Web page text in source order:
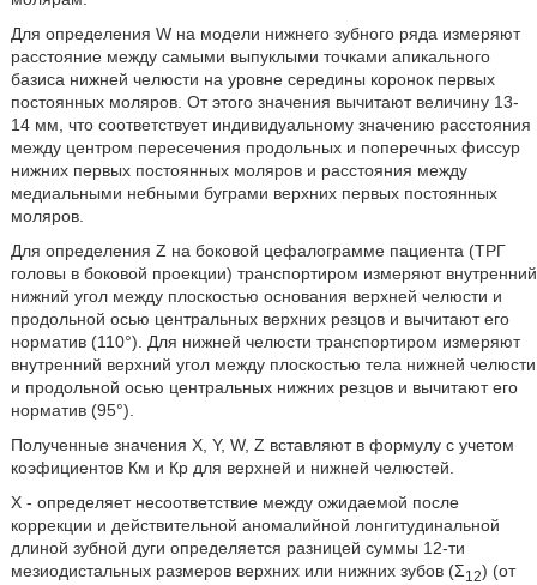
Для определения W на модели нижнего зубного ряда измеряют
расстояние между самыми выпуклыми точками апикального
базиса нижней челюсти на уровне середины коронок первых
постоянных моляров. От этого значения вычитают величину 13-
14 мм, что соответствует индивидуальному значению расстояния
между центром пересечения продольных и поперечных фиссур
нижних первых постоянных моляров и расстояния между
медиальными небными буграми верхних первых постоянных
моляров.
Для определения Z на боковой цефалограмме пациента (ТРГ
головы в боковой проекции) транспортиром измеряют внутренний
нижний угол между плоскостью основания верхней челюсти и
продольной осью центральных верхних резцов и вычитают его
норматив (110°). Для нижней челюсти транспортиром измеряют
внутренний верхний угол между плоскостью тела нижней челюсти
и продольной осью центральных нижних резцов и вычитают его
норматив (95°).
Полученные значения X, Y, W, Z вставляют в формулу с учетом
коэфициентов Км и Кр для верхней и нижней челюстей.
X - определяет несоответствие между ожидаемой после
коррекции и действительной аномалийной лонгитудинальной
длиной зубной дуги определяется разницей суммы 12-ти
мезиодистальных размеров верхних или нижних зубов (Σ12) (от